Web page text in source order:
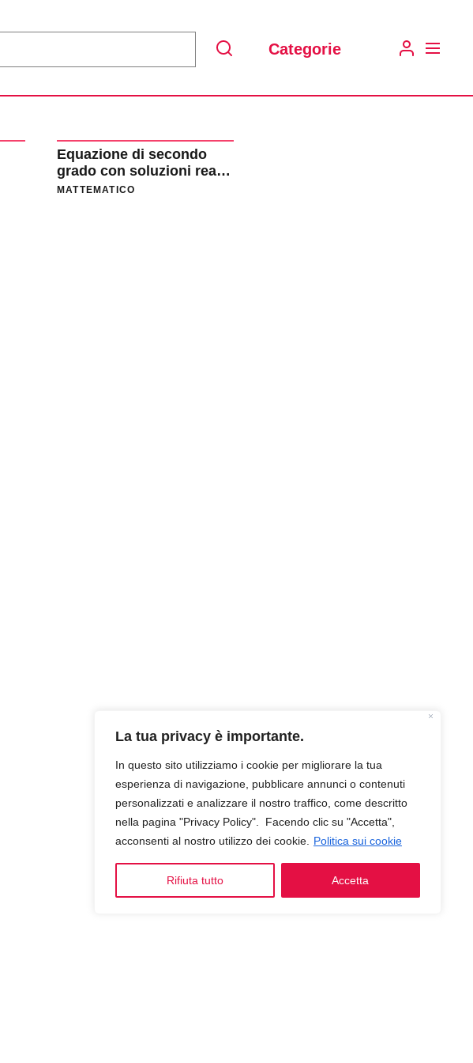
La tua privacy è importante.
In questo sito utilizziamo i cookie per migliorare la tua
esperienza di navigazione, pubblicare annunci o contenuti
personalizzati e analizzare il nostro traffico, come descritto
nella pagina "Privacy Policy". Facendo clic su "Accetta",
acconsenti al nostro utilizzo dei cookie.
Politica sui cookie
Rifiuta tutto Accetta
Categorie
Equazione di secondo
grado con soluzioni reali
e distinte
MATTEMATICO